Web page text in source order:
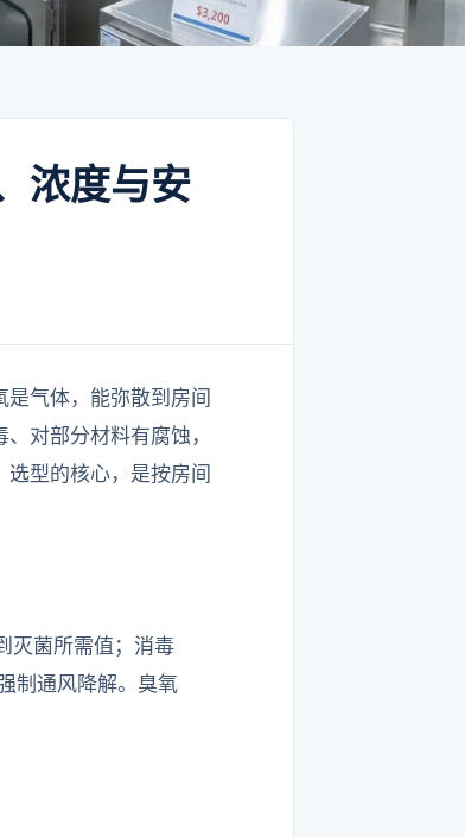
浓度与安
气体，能弥散到房间
对部分材料有腐蚀，
型的核心，是按房间
灭菌所需值；消毒
制通风降解。臭氧